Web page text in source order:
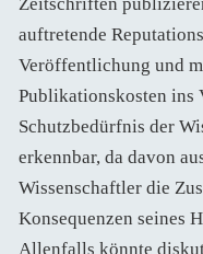
Zeitschriften
auftretende
Veröffentlichung und
Publikationskosten ins
Schutzbedürfnis der
erkennbar, da davon
Wissenschaftler die
Konsequenzen seines
Allenfalls könnte